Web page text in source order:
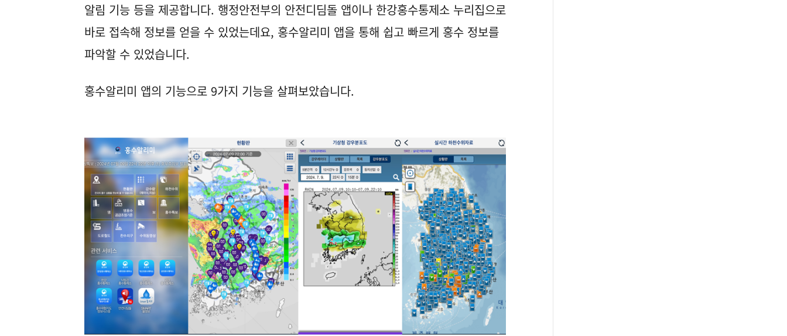
알림 기능 등을 제공합니다. 행정안전부의 안전디딤돌 앱이나 한강홍수통제소 누리집으로
바로 접속해 정보를 얻을 수 있었는데요, 홍수알리미 앱을 통해 쉽고 빠르게 홍수 정보를
파악할 수 있었습니다.
홍수알리미 앱의 기능으로 9가지 기능을 살펴보았습니다.